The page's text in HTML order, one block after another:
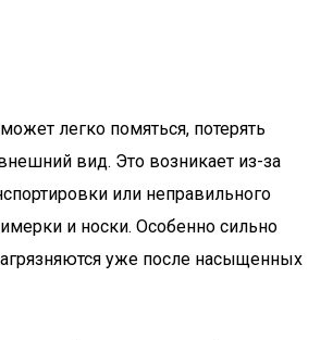
легко помяться, потерять
вид. Это возникает из-за
или неправильного
и носки. Особенно сильно
уже после насыщенных